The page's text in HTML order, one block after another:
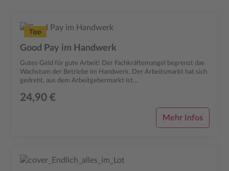
Tipp
Good Pay im Handwerk
Gutes Geld für gute Arbeit! Der Fachkräftemangel begrenzt das
Wachstum der Betriebe im Handwerk. Der Arbeitsmarkt hat sich
gedreht, aus dem Arbeitgebermarkt ist...
24,90 €
Mehr Infos